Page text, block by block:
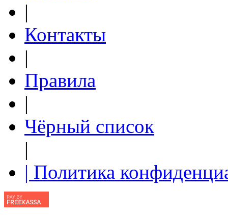
|
Контакты
|
Правила
|
Чёрный список
|
| Политика